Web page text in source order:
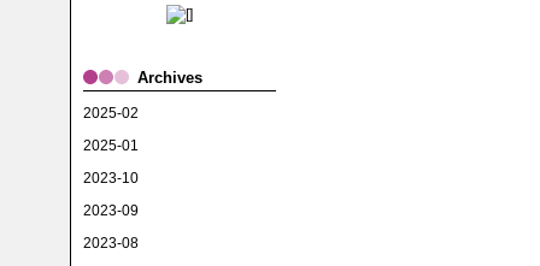
Archives
2025-02
2025-01
2023-10
2023-09
2023-08